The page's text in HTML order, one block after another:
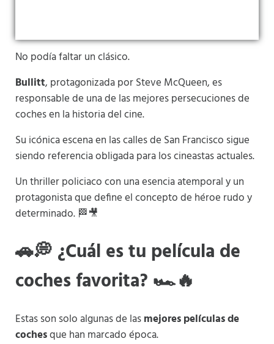
No podía faltar un clásico.
Bullitt, protagonizada por Steve McQueen, es
responsable de una de las mejores persecuciones de
coches en la historia del cine.
Su icónica escena en las calles de San Francisco sigue
siendo referencia obligada para los cineastas actuales.
Un thriller policiaco con una esencia atemporal y un
protagonista que define el concepto de héroe rudo y
determinado. 🏁🎥
🚗💭 ¿Cuál es tu película de
coches favorita? 🏎️🔥
Estas son solo algunas de lasmejores películas de
cochesque han marcado época.